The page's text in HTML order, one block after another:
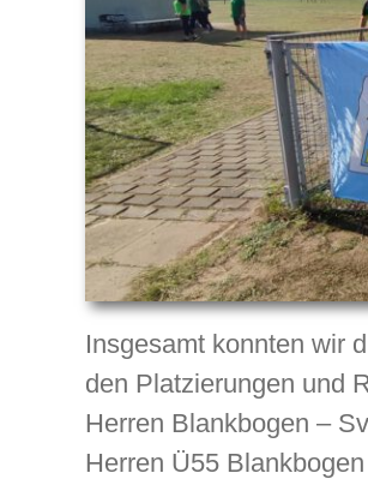
Insgesamt konnten wir
den Platzierungen und
Herren Blankbogen –
Herren Ü55